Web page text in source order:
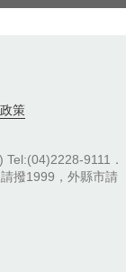
策
) Tel:(04)2228-9111．
撥1999，外縣市請